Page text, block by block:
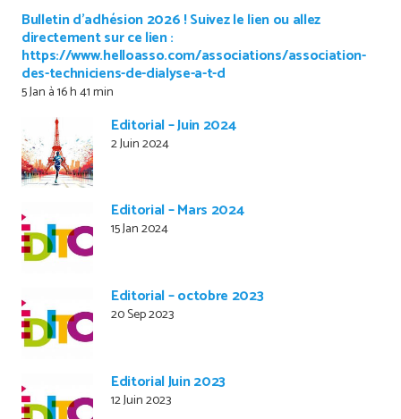
Bulletin d’adhésion 2026 ! Suivez le lien ou allez
directement sur ce lien :
https://www.helloasso.com/associations/association-
des-techniciens-de-dialyse-a-t-d
5 Jan à 16 h 41 min
Editorial – Juin 2024
2 Juin 2024
Editorial – Mars 2024
15 Jan 2024
Editorial – octobre 2023
20 Sep 2023
Editorial Juin 2023
12 Juin 2023